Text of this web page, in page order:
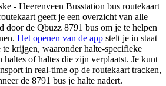
- Heerenveen Busstation bus routekaart
geeft je een overzicht van alle
door de Qbuzz 8791 bus om je te helpen
Het openen van de app stelt je in staat
krijgen, waaronder halte-specifieke
haltes of haltes die zijn verplaatst. Je kunt
in real-time op de routekaart tracken,
de 8791 bus je halte nadert.